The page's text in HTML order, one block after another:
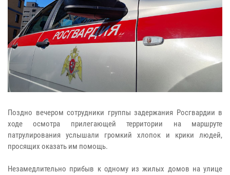
Поздно вечером сотрудники группы задержания Росгвардии в
ходе осмотра прилегающей территории на маршруте
патрулирования услышали громкий хлопок и крики людей,
просящих оказать им помощь.
Незамедлительно прибыв к одному из жилых домов на улице